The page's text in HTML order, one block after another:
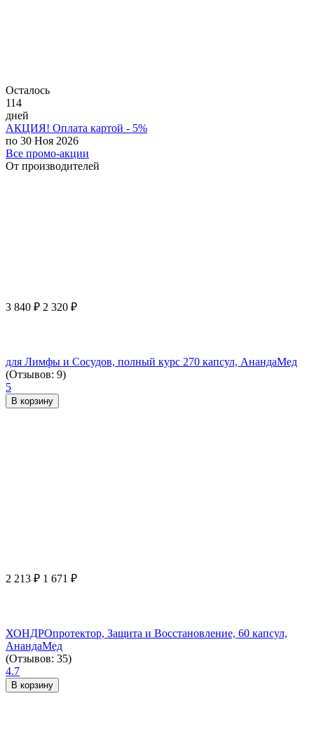
Осталось
114
дней
АКЦИЯ! Оплата картой - 5%
по 30 Ноя 2026
Все промо-акции
От производителей
3 840 ₽ 2 320 ₽
для Лимфы и Сосудов, полный курс 270 капсул, АнандаМед
(Отзывов: 9)
5
В корзину
2 213 ₽ 1 671 ₽
ХОНДРОпротектор, Защита и Восстановление, 60 капсул,
АнандаМед
(Отзывов: 35)
4.7
В корзину